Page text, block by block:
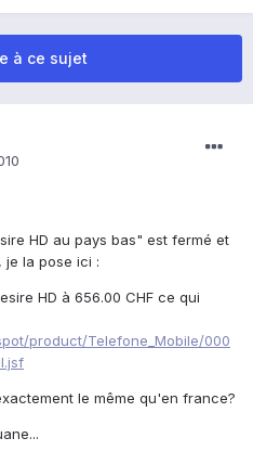
à ce sujet
HD au pays bas" est fermé et
la pose ici :
HD à 656.00 CHF ce qui
product/Telefone_Mobile/000
le même qu'en france?